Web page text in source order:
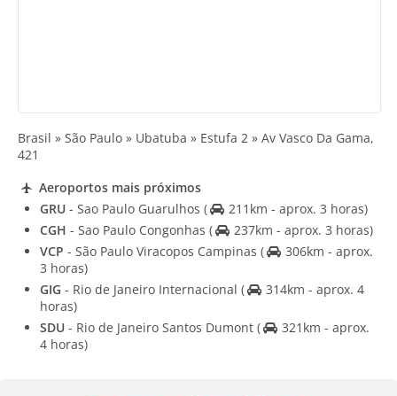
Brasil » São Paulo » Ubatuba » Estufa 2 » Av Vasco Da Gama,
421
Aeroportos mais próximos
GRU - Sao Paulo Guarulhos (
211km - aprox. 3 horas)
CGH - Sao Paulo Congonhas (
237km - aprox. 3 horas)
VCP - São Paulo Viracopos Campinas (
306km - aprox.
3 horas)
GIG - Rio de Janeiro Internacional (
314km - aprox. 4
horas)
SDU - Rio de Janeiro Santos Dumont (
321km - aprox.
4 horas)